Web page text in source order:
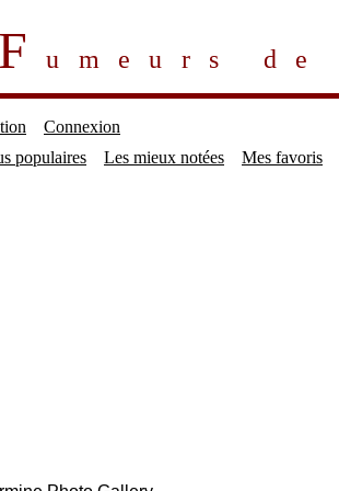
Fumeurs de
Connexion
populaires Les mieux notées Mes favoris